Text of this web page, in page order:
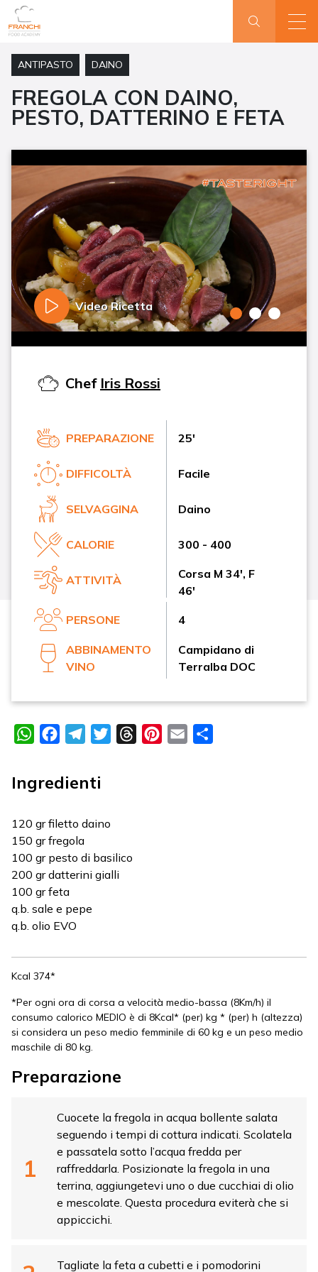
ANTIPASTO DAINO
FREGOLA CON DAINO,
PESTO, DATTERINO E FETA
Video Ricetta
Chef Iris Rossi
PREPARAZIONE 25'
DIFFICOLTÀ Facile
SELVAGGINA Daino
CALORIE 300 - 400
ATTIVITÀ
Corsa M 34', F
46'
PERSONE 4
ABBINAMENTO
VINO
Campidano di
Terralba DOC
WhatsAppFacebookTelegramTwitterThreadsPinterest
Email
Ingredienti
120 gr filetto daino
150 gr fregola
100 gr pesto di basilico
200 gr datterini gialli
100 gr feta
q.b. sale e pepe
q.b. olio EVO
Kcal 374*
*Per ogni ora di corsa a velocità medio-bassa (8Km/h) il
consumo calorico MEDIO è di 8Kcal* (per) kg * (per) h (altezza)
si considera un peso medio femminile di 60 kg e un peso medio
maschile di 80 kg.
Preparazione
Cuocete la fregola in acqua bollente salata
seguendo i tempi di cottura indicati. Scolatela
e passatela sotto l’acqua fredda per
raffreddarla. Posizionate la fregola in una
terrina, aggiungetevi uno o due cucchiai di olio
e mescolate. Questa procedura eviterà che si
appiccichi.
Tagliate la feta a cubetti e i pomodorini